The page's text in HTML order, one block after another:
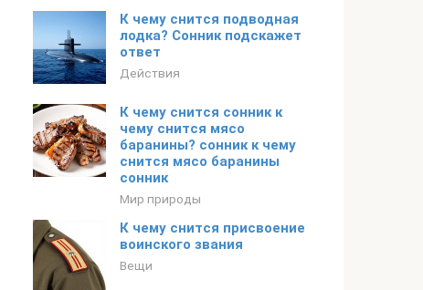
К чему снится подводная
лодка? Сонник подскажет
ответ
Действия
К чему снится сонник к
чему снится мясо
баранины? сонник к чему
снится мясо баранины
сонник
Мир природы
К чему снится присвоение
воинского звания
Вещи